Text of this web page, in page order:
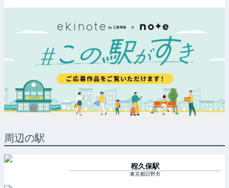
周辺の駅
程久保駅
東京都日野市